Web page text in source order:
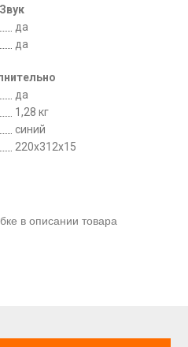
Звук
да
да
да
1,28 кг
синий
220x312x15
в описании товара